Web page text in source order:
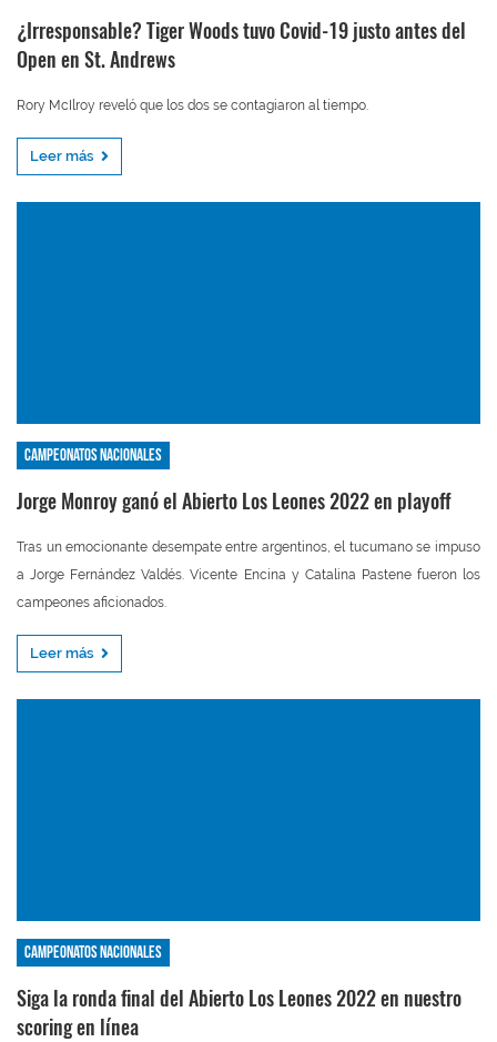
¿Irresponsable? Tiger Woods tuvo Covid-19 justo antes del
Open en St. Andrews
Rory McIlroy reveló que los dos se contagiaron al tiempo.
Leer más
Campeonatos nacionales
Jorge Monroy ganó el Abierto Los Leones 2022 en playoff
Tras un emocionante desempate entre argentinos, el tucumano se impuso
a Jorge Fernández Valdés. Vicente Encina y Catalina Pastene fueron los
campeones aficionados.
Leer más
Campeonatos nacionales
Siga la ronda final del Abierto Los Leones 2022 en nuestro
scoring en línea